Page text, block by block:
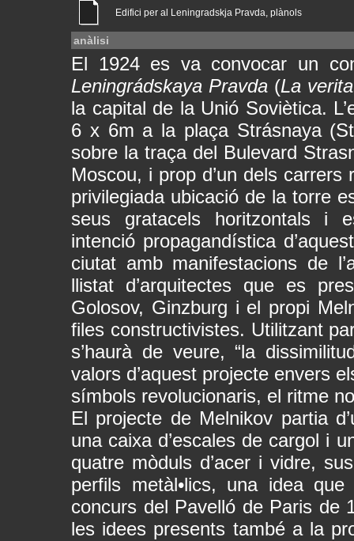
Edifici per al Leningradskja Pravda, plànols
anàlisi
El 1924 es va convocar un
Leningrádskaya Pravda (La
la capital de la Unió Soviètica.
6 x 6m a la plaça Strásnaya
sobre la traça del Bulevard
Moscou, i prop d’un dels
privilegiada ubicació de la torre
seus gratacels horitzontals i
intenció propagandística
ciutat amb manifestacions de
llistat d’arquitectes que es
Golosov, Ginzburg i el propi
files constructivistes. Utilitzant
s’haurà de veure, “la
valors d’aquest projecte envers
símbols revolucionaris, el ritme
El projecte de Melnikov partia
una caixa d’escales de cargol i
quatre mòduls d’acer i vidre,
perfils metàl•lics, una idea
concurs del Pavelló de Paris de
les idees presents també a la